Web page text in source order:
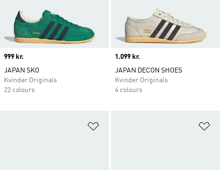
Price
999 kr.
JAPAN SKO
Kvinder Originals
22 colours
Price
1.099 kr.
JAPAN DECON SHOES
Kvinder Originals
4 colours